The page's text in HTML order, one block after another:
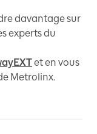
davantage sur
experts du
et en vous
Metrolinx.